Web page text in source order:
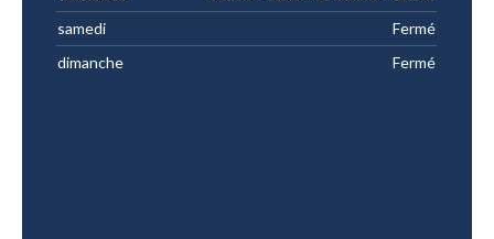
samedi
Fermé
dimanche
Fermé